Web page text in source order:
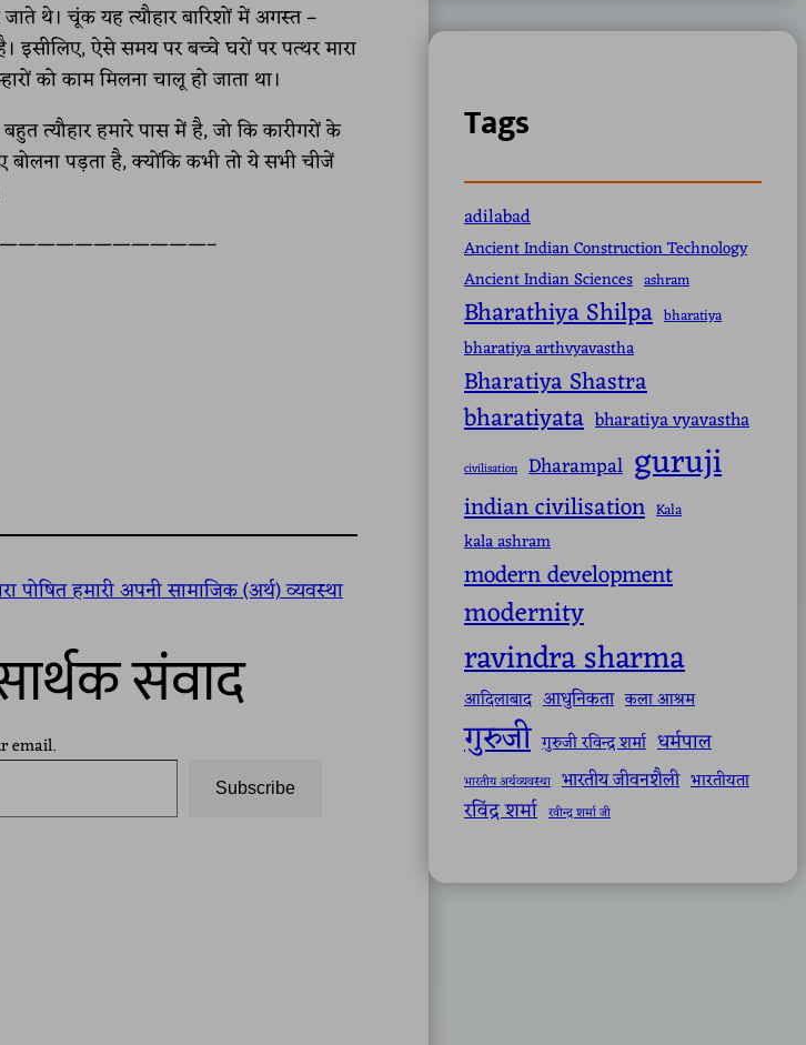
थे। चूंक यह त्यौहार बारिशों में अगस्त –
ऐसे समय पर बच्चे घरों पर पत्थर मारा
को काम मिलना चालू हो जाता था।
त्यौहार हमारे पास में है, जो कि कारीगरों के
पड़ता है, क्योंकि कभी तो ये सभी चीजें
पोषित हमारी अपनी सामाजिक (अर्थ) व्यवस्था
संवाद
email.
Subscribe
Tags
adilabad
Ancient Indian Construction Technology
Ancient Indian Sciences ashram
Bharathiya Shilpa bharatiya
bharatiya arthvyavastha
Bharatiya Shastra
bharatiyata bharatiya vyavastha
civilisation Dharampal guruji
indian civilisation Kala
kala ashram
modern development
modernity
ravindra sharma
आदिलाबाद आधुनिकता कला आश्रम
गुरुजी गुरुजी रविन्द्र शर्मा धर्मपाल
भारतीय अर्थव्यवस्था भारतीय जीवनशैली भारतीयता
रविंद्र शर्मा रवीन्द्र शर्मा जी